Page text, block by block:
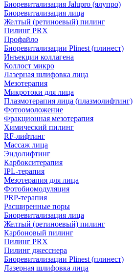
Биоревитализация Jalupro (ялупро)
Биоревитализация лица
Желтый (ретиноевый) пилинг
Пилинг PRX
Профайло
Биоревитализации Plinest (плинест)
Инъекции коллагена
Коллост микро
Лазерная шлифовка лица
Мезотерапия
Микротоки для лица
Плазмотерапия лица (плазмолифтинг)
Фотоомоложение
Фракционная мезотерапия
Химический пилинг
RF-лифтинг
Массаж лица
Эндолифтинг
Карбокситерапия
IPL‑терапия
Мезотерапия для лица
Фотобиомодуляция
PRP-терапия
Расширенные поры
Биоревитализация лица
Желтый (ретиноевый) пилинг
Карбоновый пилинг
Пилинг PRX
Пилинг джесснера
Биоревитализации Plinest (плинест)
Лазерная шлифовка лица